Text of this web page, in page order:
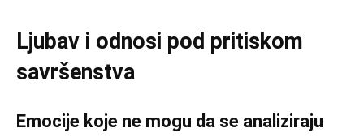
Ljubav i odnosi pod pritiskom
savršenstva
Emocije koje ne mogu da se analiziraju